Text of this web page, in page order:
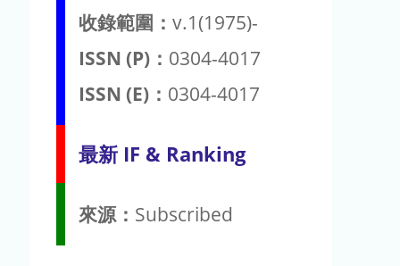
收錄範圍： v.1(1975)-
ISSN (P)： 0304-4017
ISSN (E)： 0304-4017
最新 IF & Ranking
來源： Subscribed